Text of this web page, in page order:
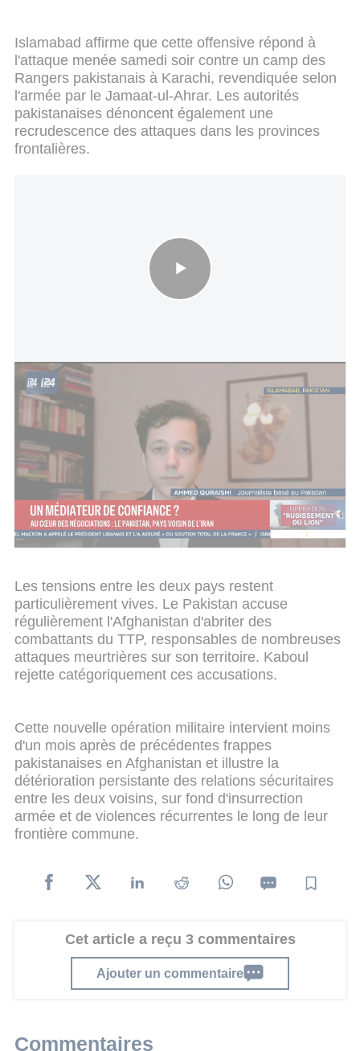
Islamabad affirme que cette offensive répond à
l'attaque menée samedi soir contre un camp des
Rangers pakistanais à Karachi, revendiquée selon
l'armée par le Jamaat-ul-Ahrar. Les autorités
pakistanaises dénoncent également une
recrudescence des attaques dans les provinces
frontalières.
Pakistan
De son côté, le gouvernement taliban afghan a
vivement condamné ces frappes. Le porte-parole
des autorités, Zabihullah Mujahid, a affirmé que
l'opération avait tué ou blessé des dizaines de
civils, qualifiant l'intervention pakistanaise d'« acte
d'agression lâche » dans un message publié sur le
réseau social X.
Les tensions entre les deux pays restent
particulièrement vives. Le Pakistan accuse
régulièrement l'Afghanistan d'abriter des
combattants du TTP, responsables de nombreuses
attaques meurtrières sur son territoire. Kaboul
rejette catégoriquement ces accusations.
Cette nouvelle opération militaire intervient moins
d'un mois après de précédentes frappes
pakistanaises en Afghanistan et illustre la
détérioration persistante des relations sécuritaires
entre les deux voisins, sur fond d'insurrection
armée et de violences récurrentes le long de leur
frontière commune.
Cet article a reçu 3 commentaires
Ajouter un commentaire
Commentaires